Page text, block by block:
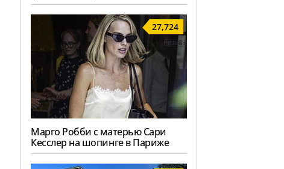
27,724
Марго Робби с матерью Сари
Кесслер на шопинге в Париже